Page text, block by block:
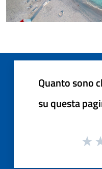
Quanto sono
su questa